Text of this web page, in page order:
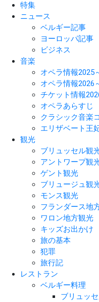
特集
ニュース
ベルギー記事
ヨーロッパ記事
ビジネス
音楽
オペラ情報2025
オペラ情報2026
チケット情報
オペラあらすじ
クラシック音楽
エリザベート王
観光
ブリュッセル観
アントワープ観
ゲント観光
ブリュージュ観
モンス観光
フランダース地
ワロン地方観光
キッズお出かけ
旅の基本
犯罪
旅行記
レストラン
ベルギー料理
ブリュッ